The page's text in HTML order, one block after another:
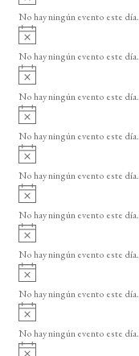
o
v
i
o
No hay ningún evento este día.
A
v
i
o
No hay ningún evento este día.
A
v
i
o
No hay ningún evento este día.
A
v
i
o
No hay ningún evento este día.
A
v
i
o
No hay ningún evento este día.
A
v
i
o
No hay ningún evento este día.
A
v
i
o
No hay ningún evento este día.
A
v
i
o
No hay ningún evento este día.
A
v
i
No hay ningún evento este día.
A